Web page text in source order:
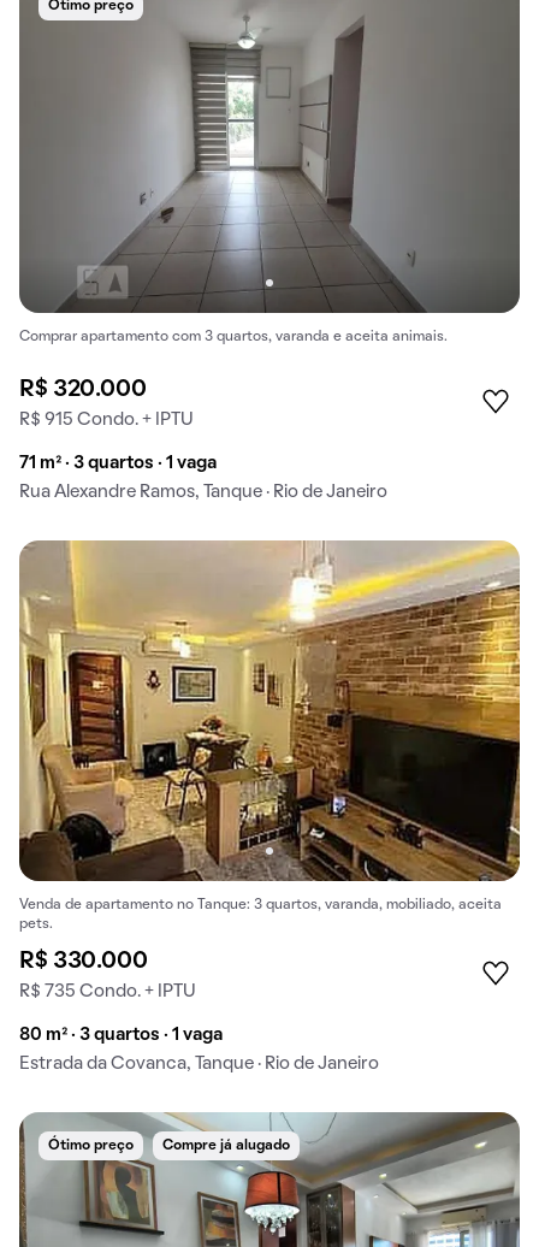
Ótimo preço
Comprar apartamento com 3 quartos, varanda e aceita animais.
R$ 320.000
R$ 915 Condo. + IPTU
71 m² · 3 quartos · 1 vaga
Rua Alexandre Ramos, Tanque · Rio de Janeiro
Venda de apartamento no Tanque: 3 quartos, varanda, mobiliado, aceita
pets.
R$ 330.000
R$ 735 Condo. + IPTU
80 m² · 3 quartos · 1 vaga
Estrada da Covanca, Tanque · Rio de Janeiro
Ótimo preço Compre já alugado